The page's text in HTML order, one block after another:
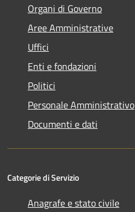
Organi di Governo
Aree Amministrative
Uffici
Enti e fondazioni
Politici
Personale Amministrativo
Documenti e dati
Categorie di Servizio
Anagrafe e stato civile